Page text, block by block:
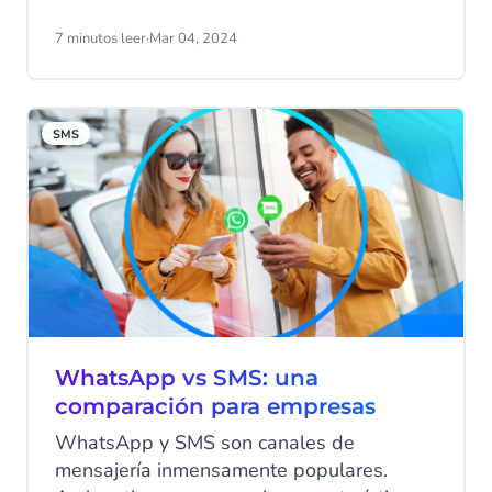
Persona". Es posible que no estés
veces en la última semana sola. Veamos
por qué A2P sigue siendo relevante como
tecnología de mensajería hoy en día.
7 minutos leer·Mar 04, 2024
SMS
WhatsApp vs SMS: una
comparación para empresas
WhatsApp y SMS son canales de
mensajería inmensamente populares.